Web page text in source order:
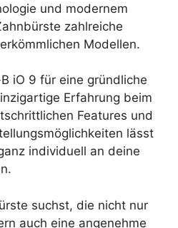
und modernem
zahlreiche
Modellen.
iO 9 für eine gründliche
Erfahrung beim
Features und
lässt
individuell an deine
suchst, die nicht nur
auch eine angenehme